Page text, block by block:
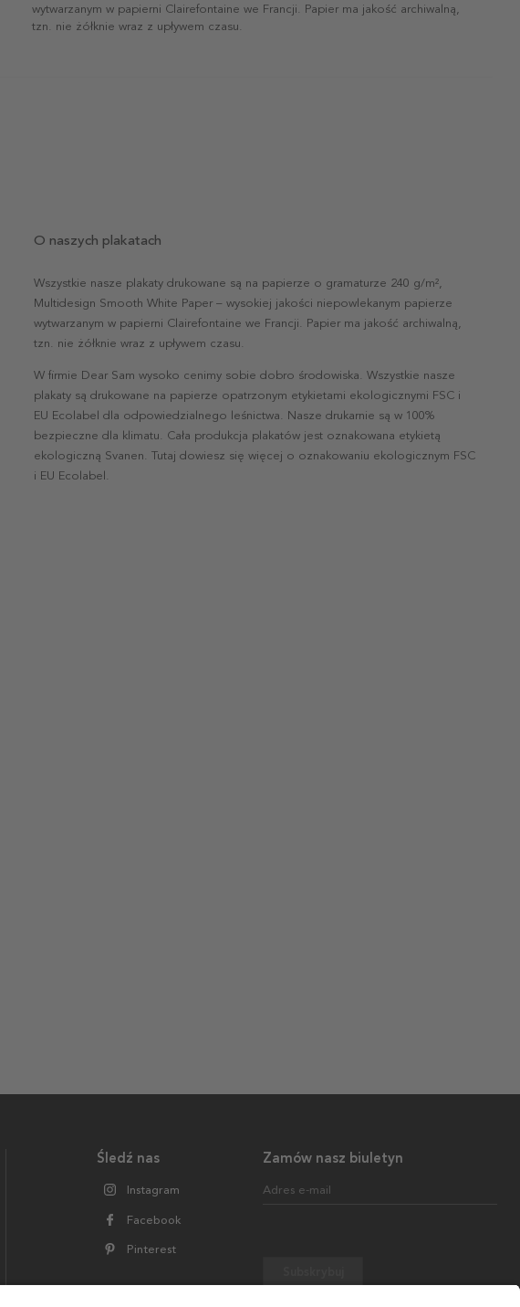
wytwarzanym w papierni Clairefontaine we Francji. Papier ma jakość archiwalną,
tzn. nie żółknie wraz z upływem czasu.
O naszych plakatach
Wszystkie nasze plakaty drukowane są na papierze o gramaturze 240 g/m²,
Multidesign Smooth White Paper – wysokiej jakości niepowlekanym papierze
wytwarzanym w papierni Clairefontaine we Francji. Papier ma jakość archiwalną,
tzn. nie żółknie wraz z upływem czasu.
W firmie Dear Sam wysoko cenimy sobie dobro środowiska. Wszystkie nasze
plakaty są drukowane na papierze opatrzonym etykietami ekologicznymi FSC i
EU Ecolabel dla odpowiedzialnego leśnictwa. Nasze drukarnie są w 100%
bezpieczne dla klimatu. Cała produkcja plakatów jest oznakowana etykietą
ekologiczną Svanen. Tutaj dowiesz się więcej o oznakowaniu ekologicznym FSC
i EU Ecolabel.
Zamów nasz biuletyn
Adres e-mail
Śledź nas
Instagram
Facebook
Pinterest